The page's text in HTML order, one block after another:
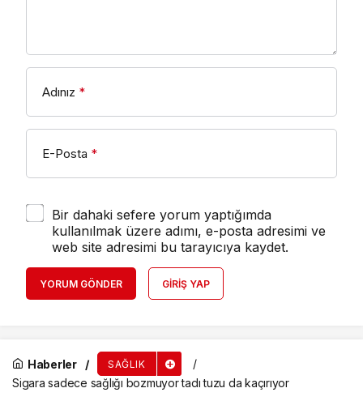
Adınız *
E-Posta *
Bir dahaki sefere yorum yaptığımda
kullanılmak üzere adımı, e-posta adresimi ve
web site adresimi bu tarayıcıya kaydet.
YORUM GÖNDER GIRIŞ YAP
Haberler SAĞLIK
Sigara sadece sağlığı bozmuyor tadı tuzu da kaçırıyor